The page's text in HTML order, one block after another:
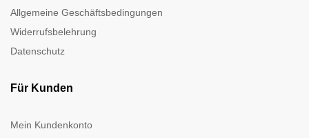
Allgemeine Geschäftsbedingungen
Widerrufsbelehrung
Datenschutz
Für Kunden
Mein Kundenkonto